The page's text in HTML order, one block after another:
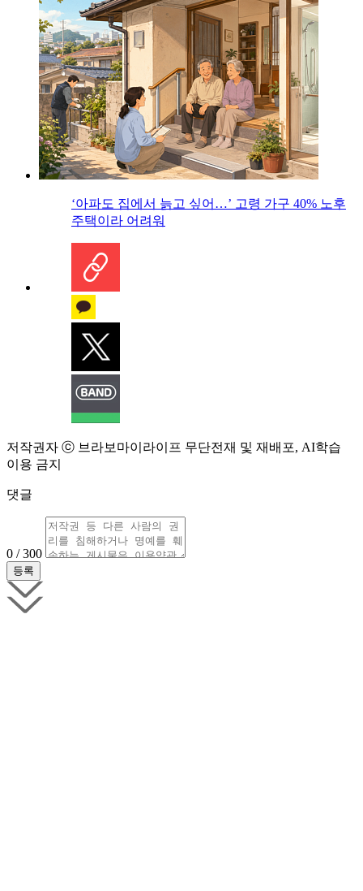
‘아파도 집에서 늙고 싶어…’ 고령 가구 40% 노후
주택이라 어려워
저작권자 ⓒ 브라보마이라이프 무단전재 및 재배포, AI학습
이용 금지
댓글
0 / 300